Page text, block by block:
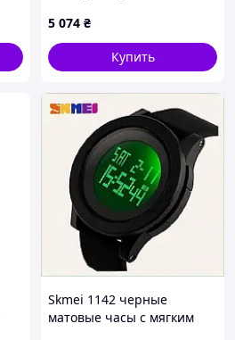
5 074 ₴
Купить
Skmei 1142 черные
матовые часы с мягким